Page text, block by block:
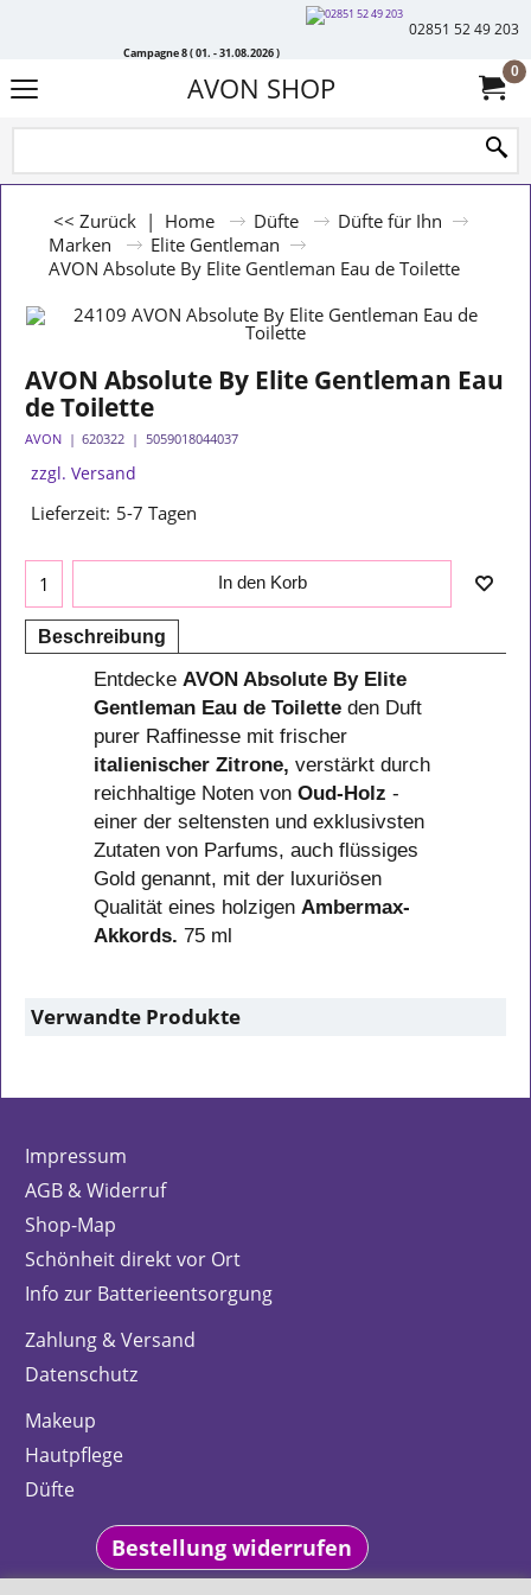
Campagne 8 ( 01. - 31.08.2026 )
02851 52 49 203
AVON SHOP 0
<< Zurück | Home Düfte
Düfte für Ihn
Marken
Elite Gentleman
AVON Absolute By Elite Gentleman Eau de Toilette
AVON Absolute By Elite Gentleman Eau
de Toilette
AVON 620322 5059018044037
zzgl. Versand
Lieferzeit: 5-7 Tagen
In den Korb
Beschreibung
Entdecke AVON Absolute By Elite
Gentleman Eau de Toilette den Duft
purer Raffinesse mit frischer
italienischer Zitrone, verstärkt durch
reichhaltige Noten von Oud-Holz -
einer der seltensten und exklusivsten
Zutaten von Parfums, auch flüssiges
Gold genannt, mit der luxuriösen
Qualität eines holzigen Ambermax-
Akkords. 75 ml
Verwandte Produkte
Impressum
AGB & Widerruf
Shop-Map
Schönheit direkt vor Ort
Info zur Batterieentsorgung
Zahlung & Versand
Datenschutz
Makeup
Hautpflege
Düfte
Bestellung widerrufen